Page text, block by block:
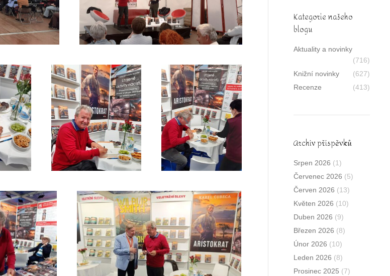
Kategorie našeho
blogu
Aktuality a novinky
(716)
Knižní novinky
(627)
Recenze
(413)
Archív příspěvků
Srpen 2026 (1)
Červenec 2026 (5)
Červen 2026 (13)
Květen 2026 (10)
Duben 2026 (9)
Březen 2026 (8)
Únor 2026 (10)
Leden 2026 (8)
Prosinec 2025 (7)